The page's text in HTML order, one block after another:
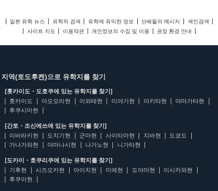
일본 유학 뉴스 유학처 검색 유학에 유익한 정보 선배들의 메시지
색인검색
사이트 지도
이용약관 개인정보의 수집 및 이용 권장 환경 안내
지역(토도후켄)으로 유학지를 찾기
[홋카이도・도호쿠에 있는 유학지를 찾기]
홋카이도
아오모리현 이와테현 미야기현 아키타현
야마가타현
후쿠시마현
[간토・조신에쓰에 있는 유학지를 찾기]
이바라키현
도치기현 군마현 사이타마현 지바현
도쿄도
가나가와현
야마나시현 나가노현 니가타현
[도카이・호쿠리쿠에 있는 유학지를 찾기]
기후현
시즈오카현 아이치현 미에현 도야마현
이시카와현
후쿠이현